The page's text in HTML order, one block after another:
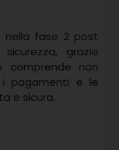
nella fase 2 post
grazie
comprende non
pagamenti e le
e sicura.